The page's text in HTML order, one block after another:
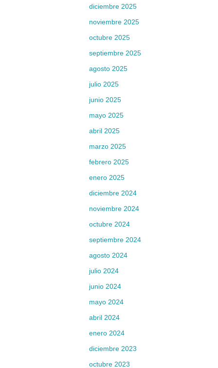
diciembre 2025
noviembre 2025
octubre 2025
septiembre 2025
agosto 2025
julio 2025
junio 2025
mayo 2025
abril 2025
marzo 2025
febrero 2025
enero 2025
diciembre 2024
noviembre 2024
octubre 2024
septiembre 2024
agosto 2024
julio 2024
junio 2024
mayo 2024
abril 2024
enero 2024
diciembre 2023
octubre 2023